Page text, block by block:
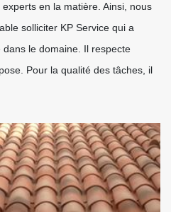
en la matière. Ainsi, nous
solliciter KP Service qui a
le domaine. Il respecte
Pour la qualité des tâches, il